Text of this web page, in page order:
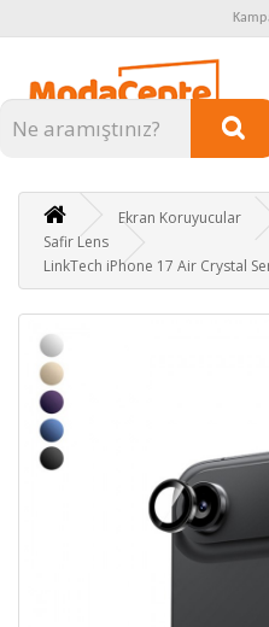
Kategoriler
Ekran Koruyucular
Safir Lens
LinkTech iPhone 17 Air Crystal